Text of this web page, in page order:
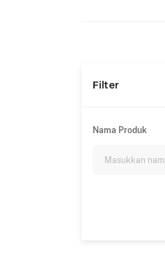
Filter
Nama Produk